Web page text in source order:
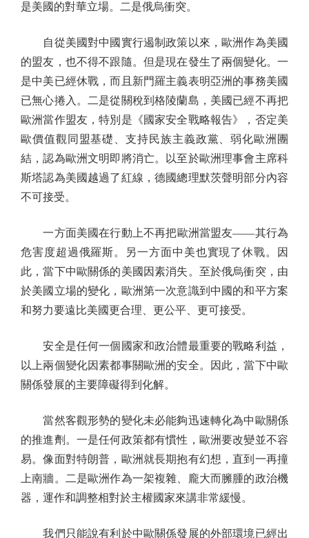
是美國的對華立場。二是俄烏衝突。
自從美國對中國實行遏制政策以來，歐洲作為美國
的盟友，也不得不跟隨。但是現在發生了兩個變化。一
是中美已經休戰，而且新門羅主義表明亞洲的事務美國
已無心捲入。二是從關稅到格陵蘭島，美國已經不再把
歐洲當作盟友，特別是《國家安全戰略報告》，否定美
歐價值觀同盟基礎、支持民族主義政黨、弱化歐洲團
結，認為歐洲文明即將消亡。以至於歐洲理事會主席科
斯塔認為美國越過了紅線，德國總理默茨聲明部分內容
不可接受。
一方面美國在行動上不再把歐洲當盟友——其行為
危害度超過俄羅斯。另一方面中美也實現了休戰。因
此，當下中歐關係的美國因素消失。至於俄烏衝突，由
於美國立場的變化，歐洲第一次意識到中國的和平方案
和努力要遠比美國更合理、更公平、更可接受。
安全是任何一個國家和政治體最重要的戰略利益，
以上兩個變化因素都事關歐洲的安全。因此，當下中歐
關係發展的主要障礙得到化解。
當然客觀形勢的變化未必能夠迅速轉化為中歐關係
的推進劑。一是任何政策都有慣性，歐洲要改變並不容
易。像面對特朗普，歐洲就長期抱有幻想，直到一再撞
上南牆。二是歐洲作為一架複雜、龐大而臃腫的政治機
器，運作和調整相對於主權國家來講非常緩慢。
我們只能說有利於中歐關係發展的外部環境已經出